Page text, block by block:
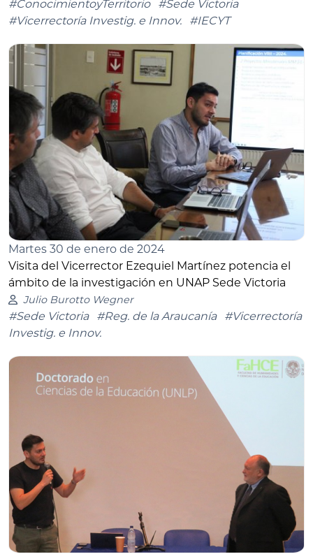
#ConocimientoyTerritorio
#Sede Victoria
#Vicerrectoría Investig. e Innov.
#IECYT
Martes 30 de enero de 2024
Visita del Vicerrector Ezequiel Martínez potencia el
ámbito de la investigación en UNAP Sede Victoria
Julio Burotto Wegner
#Sede Victoria #Reg. de la Araucanía
#Vicerrectoría
Investig. e Innov.